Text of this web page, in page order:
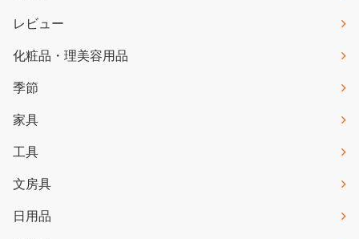
レビュー
化粧品・理美容用品
季節
家具
工具
文房具
日用品